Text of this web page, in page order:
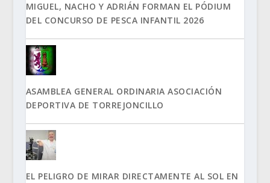
MIGUEL, NACHO Y ADRIÁN FORMAN EL PÓDIUM
DEL CONCURSO DE PESCA INFANTIL 2026
ASAMBLEA GENERAL ORDINARIA ASOCIACIÓN
DEPORTIVA DE TORREJONCILLO
EL PELIGRO DE MIRAR DIRECTAMENTE AL SOL EN